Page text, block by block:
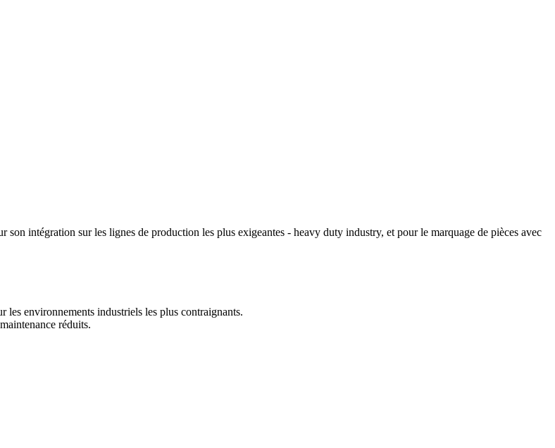
intégration sur les lignes de production les plus exigeantes - heavy duty industry, et pour le marquage de pièces avec
les environnements industriels les plus contraignants.
réduits.